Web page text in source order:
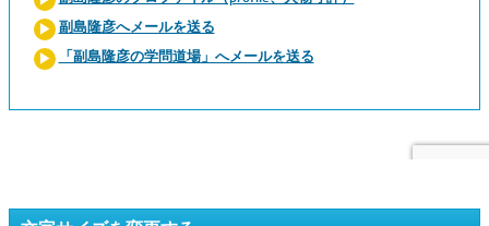
副島隆彦へメールを送る
「副島隆彦の学問道場」へメールを送る